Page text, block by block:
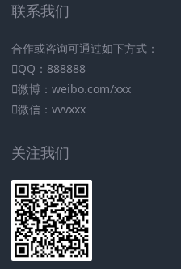
联系我们
合作或咨询可通过如下方式：
QQ：888888
微博：weibo.com/xxx
微信：vvvxxx
关注我们